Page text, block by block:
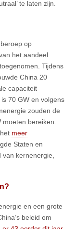
te laten zijn.
op
het aandeel
Tijdens
China 20
capaciteit
70 GW en volgens
zouden de
bereiken.
meer
Staten en
kernenergie,
en een grote
beleid om